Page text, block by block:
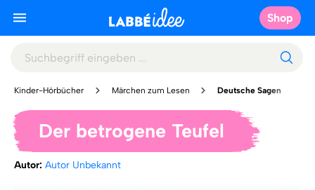
Shop
Kinder-Hörbücher Märchen zum Lesen Deutsche Sagen
Der betrogene Teufel
Autor: Autor Unbekannt